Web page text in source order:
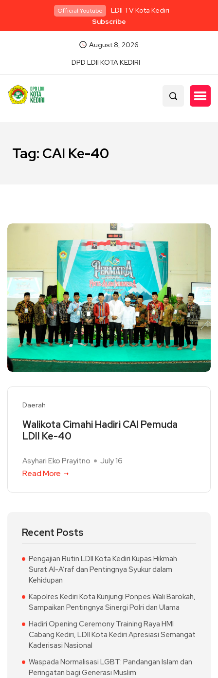
Official Youtube
LDII TV Kota Kediri
Subscribe
August 8, 2026
DPD LDII KOTA KEDIRI
Tag: CAI Ke-40
Daerah
Walikota Cimahi Hadiri CAI Pemuda
LDII Ke-40
Asyhari Eko Prayitno July 16
Read More
Recent Posts
Pengajian Rutin LDII Kota Kediri Kupas Hikmah
Surat Al-A’raf dan Pentingnya Syukur dalam
Kehidupan
Kapolres Kediri Kota Kunjungi Ponpes Wali Barokah,
Sampaikan Pentingnya Sinergi Polri dan Ulama
Hadiri Opening Ceremony Training Raya HMI
Cabang Kediri, LDII Kota Kediri Apresiasi Semangat
Kaderisasi Nasional
Waspada Normalisasi LGBT: Pandangan Islam dan
Peringatan bagi Generasi Muslim